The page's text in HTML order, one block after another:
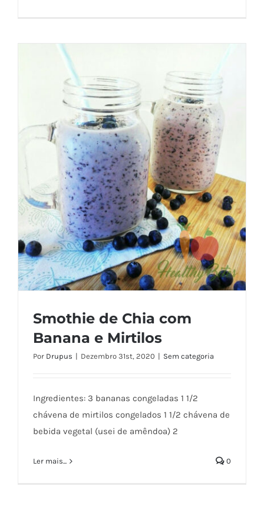
Smothie de Chia com Banana e Mirtilos
Smothie de Chia com
Banana e Mirtilos
Por Drupus | Dezembro 31st, 2020 | Sem categoria
Ingredientes: 3 bananas congeladas 1 1/2
chávena de mirtilos congelados 1 1/2 chávena de
bebida vegetal (usei de amêndoa) 2
Ler mais... 0